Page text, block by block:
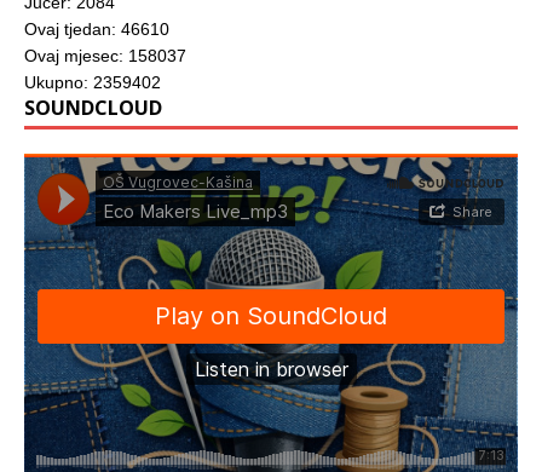
Ovaj tjedan: 46610
Ovaj mjesec: 158037
Ukupno: 2359402
SOUNDCLOUD